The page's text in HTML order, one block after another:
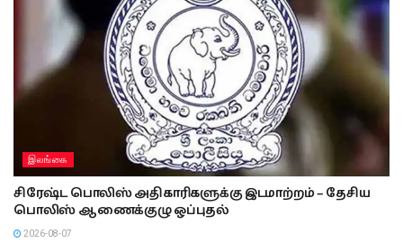
இலங்கை
சிரேஷ்ட பொலிஸ் அதிகாரிகளுக்கு இடமாற்றம் – தேசிய
பொலிஸ் ஆணைக்குழு ஒப்புதல்
2026-08-07